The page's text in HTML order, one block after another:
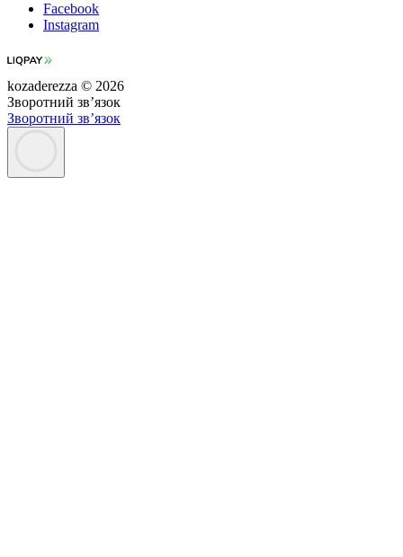
Facebook
Instagram
kozaderezza © 2026
Зворотний зв’язок
Зворотний зв’язок